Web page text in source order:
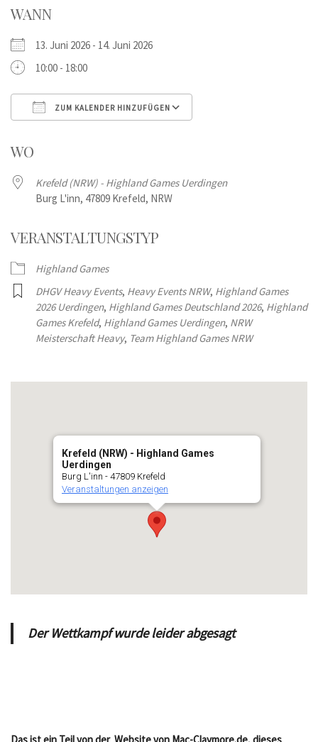
WANN
13. Juni 2026 - 14. Juni 2026
10:00 - 18:00
ZUM KALENDER HINZUFÜGEN
WO
Krefeld (NRW) - Highland Games Uerdingen
Burg L'inn, 47809 Krefeld, NRW
VERANSTALTUNGSTYP
Highland Games
DHGV Heavy Events, Heavy Events NRW, Highland Games
2026 Uerdingen, Highland Games Deutschland 2026, Highland
Games Krefeld, Highland Games Uerdingen, NRW
Meisterschaft Heavy, Team Highland Games NRW
Krefeld (NRW) - Highland Games
Uerdingen
Burg L'inn - 47809 Krefeld
Veranstaltungen anzeigen
Der Wettkampf wurde leider abgesagt